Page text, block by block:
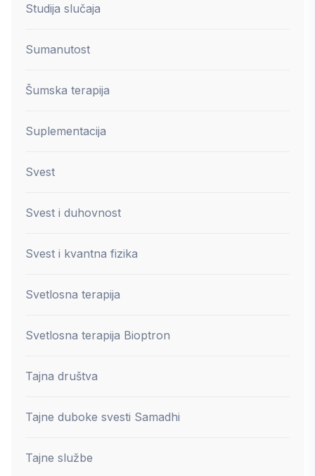
Studija slučaja
Sumanutost
Šumska terapija
Suplementacija
Svest
Svest i duhovnost
Svest i kvantna fizika
Svetlosna terapija
Svetlosna terapija Bioptron
Tajna društva
Tajne duboke svesti Samadhi
Tajne službe